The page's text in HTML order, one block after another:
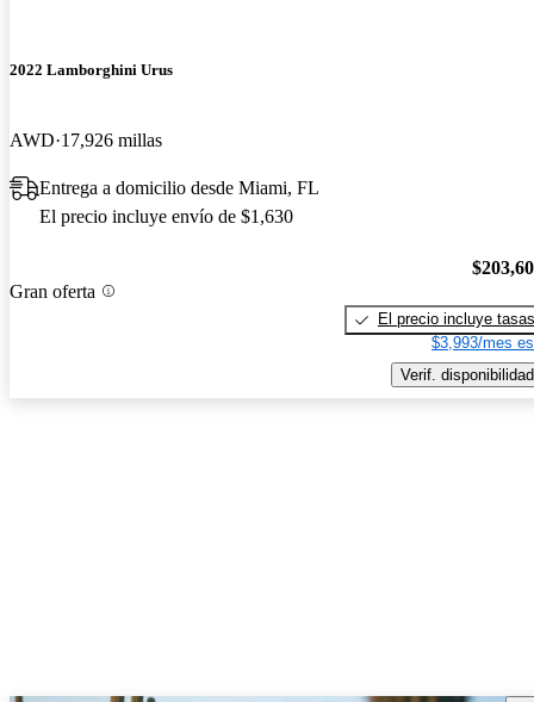
2022 Lamborghini Urus
AWD 17,926 millas
Entrega a domicilio desde Miami, FL
El precio incluye envío de $1,630
Gran oferta
El precio incluye tasas
$3,993/mes
Verif. disponibilidad